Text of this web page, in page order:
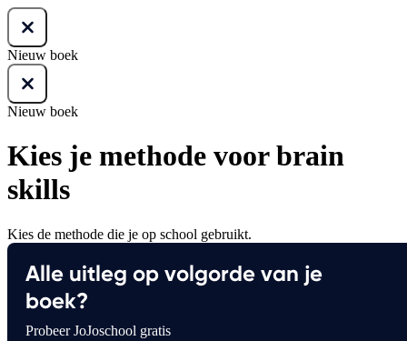
Nieuw boek
Nieuw boek
Kies je methode voor brain
skills
Kies de methode die je op school gebruikt.
Alle uitleg op volgorde van je
boek?
Probeer JoJoschool gratis